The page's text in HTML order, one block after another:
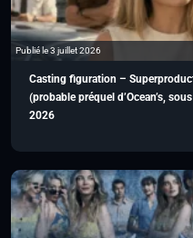
Publié le 3 juillet 2026
Casting figuration –
(probable préquel d’Ocean’s,
2026